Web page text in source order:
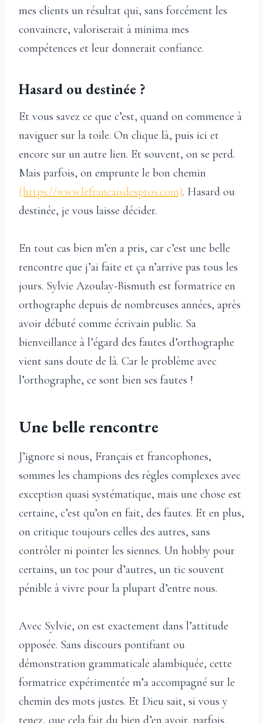
mes clients un résultat qui, sans forcément les
convaincre, valoriserait à minima mes
compétences et leur donnerait confiance.
Hasard ou destinée ?
Et vous savez ce que c’est, quand on commence à
naviguer sur la toile. On clique là, puis ici et
encore sur un autre lien. Et souvent, on se perd.
Mais parfois, on emprunte le bon chemin
(https://www.lefrancaisdespros.com). Hasard ou
destinée, je vous laisse décider.
En tout cas bien m’en a pris, car c’est une belle
rencontre que j’ai faite et ça n’arrive pas tous les
jours. Sylvie Azoulay-Bismuth est formatrice en
orthographe depuis de nombreuses années, après
avoir débuté comme écrivain public. Sa
bienveillance à l’égard des fautes d’orthographe
vient sans doute de là. Car le problème avec
l’orthographe, ce sont bien ses fautes !
Une belle rencontre
J’ignore si nous, Français et francophones,
sommes les champions des règles complexes avec
exception quasi systématique, mais une chose est
certaine, c’est qu’on en fait, des fautes. Et en plus,
on critique toujours celles des autres, sans
contrôler ni pointer les siennes. Un hobby pour
certains, un toc pour d’autres, un tic souvent
pénible à vivre pour la plupart d’entre nous.
Avec Sylvie, on est exactement dans l’attitude
opposée. Sans discours pontifiant ou
démonstration grammaticale alambiquée, cette
formatrice expérimentée m’a accompagné sur le
chemin des mots justes. Et Dieu sait, si vous y